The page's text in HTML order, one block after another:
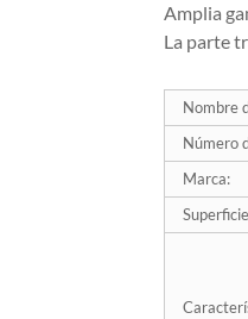
Amplia
La parte
Nombre
Número
Marca: